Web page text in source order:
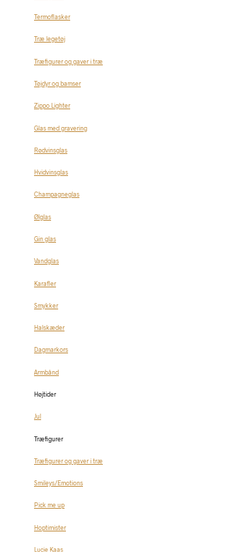
Termoflasker
Træ legetøj
Træfigurer og gaver i træ
Tøjdyr og bamser
Zippo Lighter
Glas med gravering
Rødvinsglas
Hvidvinsglas
Champagneglas
Ølglas
Gin glas
Vandglas
Karafler
Smykker
Halskæder
Dagmarkors
Armbånd
Højtider
Jul
Træfigurer
Træfigurer og gaver i træ
Smileys/Emotions
Pick me up
Hoptimister
Lucie Kaas